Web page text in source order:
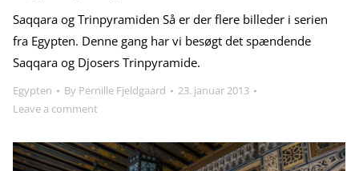
Saqqara og Trinpyramiden Så er der flere billeder i serien
fra Egypten. Denne gang har vi besøgt det spændende
Saqqara og Djosers Trinpyramide.
Egypten By Pernille Fjeldgaard
23. januar 2013
Leave a comment